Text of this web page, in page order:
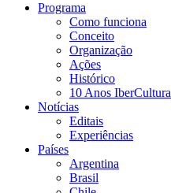
Programa
Como funciona
Conceito
Organização
Ações
Histórico
10 Anos IberCultura
Notícias
Editais
Experiências
Países
Argentina
Brasil